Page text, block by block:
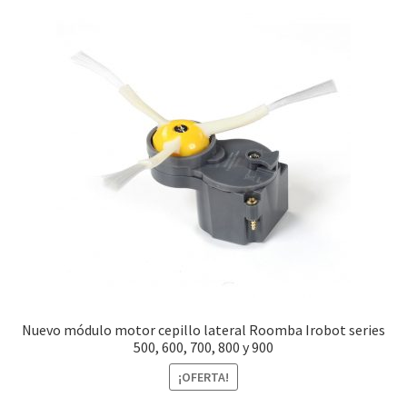
Nuevo módulo motor cepillo lateral Roomba Irobot series
500, 600, 700, 800 y 900
¡OFERTA!